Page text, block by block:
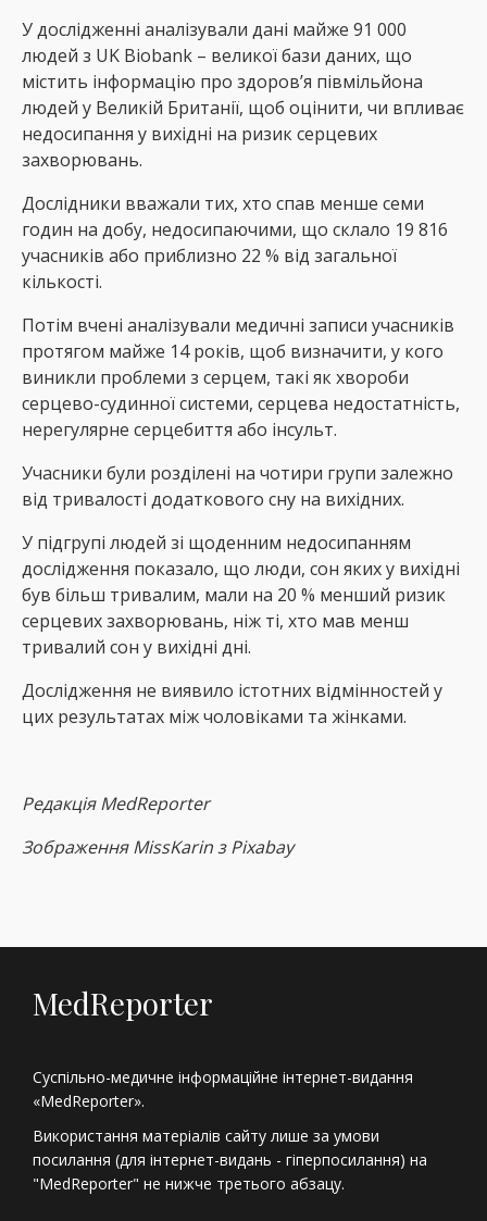
У дослідженні аналізували дані майже 91 000
людей з UK Biobank – великої бази даних, що
містить інформацію про здоров’я півмільйона
людей у ​​Великій Британії, щоб оцінити, чи впливає
недосипання у вихідні на ризик серцевих
захворювань.
Дослідники вважали тих, хто спав менше семи
годин на добу, недосипаючими, що склало 19 816
учасників або приблизно 22 % від загальної
кількості.
Потім вчені аналізували медичні записи учасників
протягом майже 14 років, щоб визначити, у кого
виникли проблеми з серцем, такі як хвороби
серцево-судинної системи, серцева недостатність,
нерегулярне серцебиття або інсульт.
Учасники були розділені на чотири групи залежно
від тривалості додаткового сну на вихідних.
У підгрупі людей зі щоденним недосипанням
дослідження показало, що люди, сон яких у вихідні
був більш тривалим, мали на 20 % менший ризик
серцевих захворювань, ніж ті, хто мав менш
тривалий сон у вихідні дні.
Дослідження не виявило істотних відмінностей у
цих результатах між чоловіками та жінками.
РедакціяMedReporter
Зображення MissKarin з Pixabay
MedReporter
Суспільно-медичне інформаційне інтернет-видання
«MedReporter».
Використання матеріалів сайту лише за умови
посилання (для інтернет-видань - гіперпосилання) на
"MedReporter" не нижче третього абзацу.